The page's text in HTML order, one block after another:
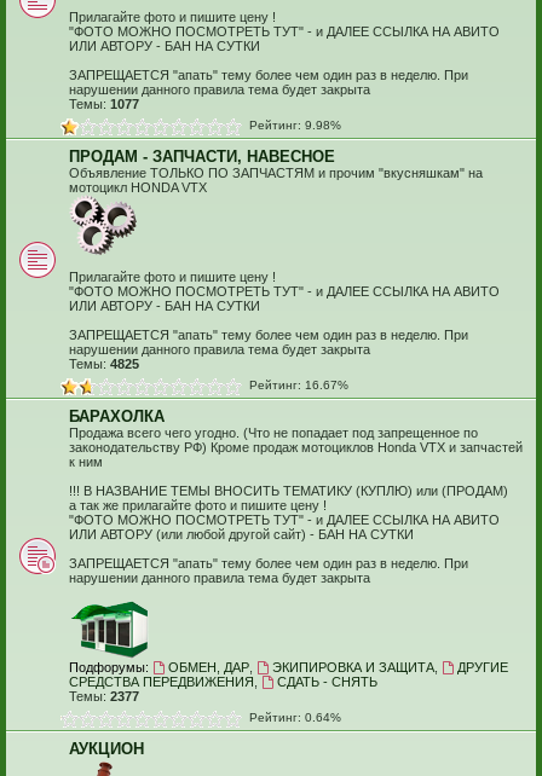
Прилагайте фото и пишите цену !
"ФОТО МОЖНО ПОСМОТРЕТЬ ТУТ" - и ДАЛЕЕ ССЫЛКА НА АВИТО
ИЛИ АВТОРУ - БАН НА СУТКИ
ЗАПРЕЩАЕТСЯ "апать" тему более чем один раз в неделю. При
нарушении данного правила тема будет закрыта
Темы: 1077
Рейтинг: 9.98%
ПРОДАМ - ЗАПЧАСТИ, НАВЕСНОЕ
Объявление ТОЛЬКО ПО ЗАПЧАСТЯМ и прочим "вкусняшкам" на
мотоцикл HONDA VTX
Прилагайте фото и пишите цену !
"ФОТО МОЖНО ПОСМОТРЕТЬ ТУТ" - и ДАЛЕЕ ССЫЛКА НА АВИТО
ИЛИ АВТОРУ - БАН НА СУТКИ
ЗАПРЕЩАЕТСЯ "апать" тему более чем один раз в неделю. При
нарушении данного правила тема будет закрыта
Темы: 4825
Рейтинг: 16.67%
БАРАХОЛКА
Продажа всего чего угодно. (Что не попадает под запрещенное по
законодательству РФ) Кроме продаж мотоциклов Honda VTX и запчастей
к ним
!!! В НАЗВАНИЕ ТЕМЫ ВНОСИТЬ ТЕМАТИКУ (КУПЛЮ) или (ПРОДАМ)
а так же прилагайте фото и пишите цену !
"ФОТО МОЖНО ПОСМОТРЕТЬ ТУТ" - и ДАЛЕЕ ССЫЛКА НА АВИТО
ИЛИ АВТОРУ (или любой другой сайт) - БАН НА СУТКИ
ЗАПРЕЩАЕТСЯ "апать" тему более чем один раз в неделю. При
нарушении данного правила тема будет закрыта
Подфорумы: ОБМЕН, ДАР, ЭКИПИРОВКА И ЗАЩИТА,
ДРУГИЕ
СРЕДСТВА ПЕРЕДВИЖЕНИЯ
СДАТЬ - СНЯТЬ
Темы: 2377
Рейтинг: 0.64%
АУКЦИОН